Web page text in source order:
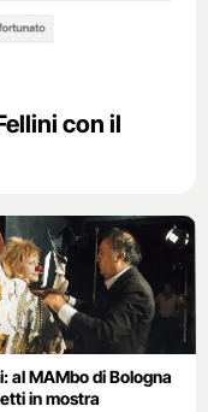
con il
al MAMbo di Bologna
in mostra